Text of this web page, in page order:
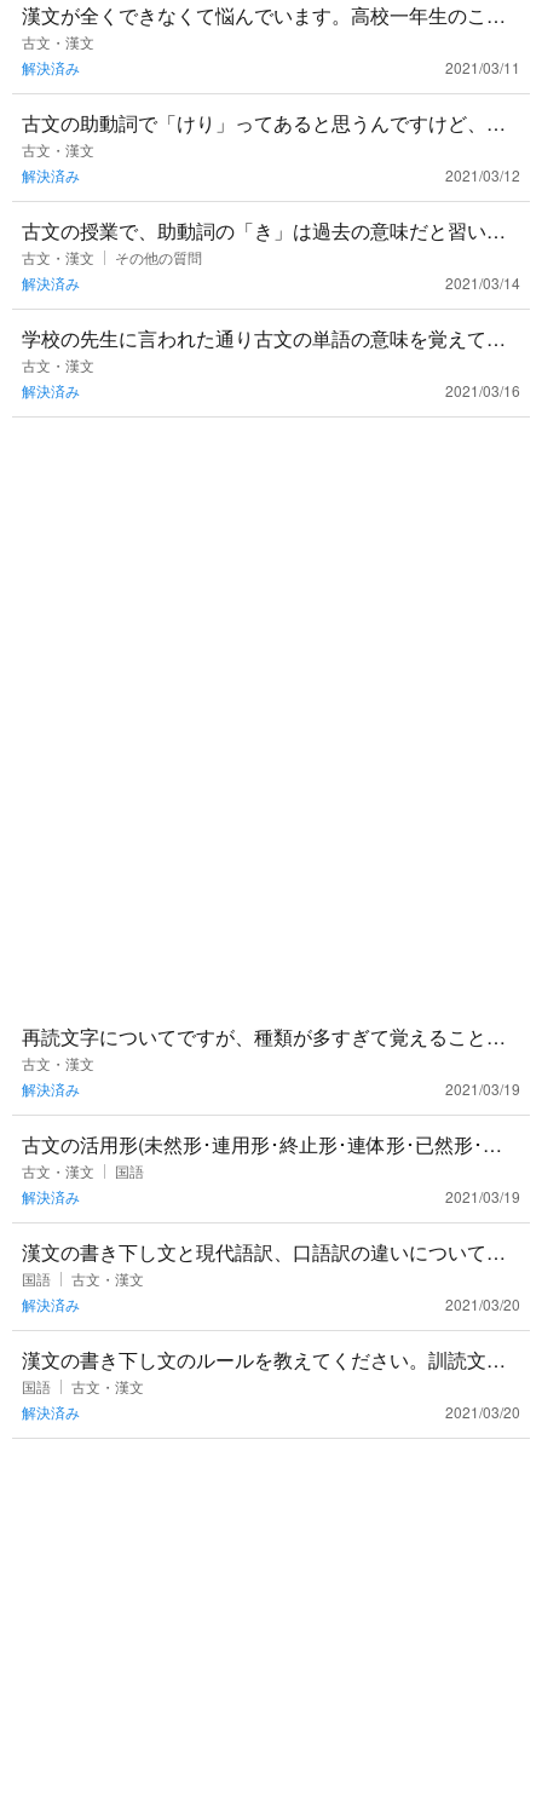
漢文が全くできなくて悩んでいます。高校一年生のころ
は何も勉強をしていなかったので基礎的なことすら曖昧
です。まずは文法から
古文・漢文
解決済み
2021/03/11
古文の助動詞で「けり」ってあると思うんですけど、そ
の意味で「過去」の他に「詠嘆」っていうのがあります
よね？詠嘆のニュアン
古文・漢文
解決済み
2021/03/12
古文の授業で、助動詞の「き」は過去の意味だと習いま
した。ですが漫画とかアニメで「この右手に宿りし…」
とか「世界を統べし…
古文・漢文
その他の質問
解決済み
2021/03/14
学校の先生に言われた通り古文の単語の意味を覚えて
も、長文の内容が全く頭に入ってこないのですが、この
原因は何なんですかね？
古文・漢文
解決済み
2021/03/16
再読文字についてですが、種類が多すぎて覚えることが
できません。暗記の際のコツなどありましたら教えてほ
しいです。
古文・漢文
解決済み
2021/03/19
古文の活用形(未然形･連用形･終止形･連体形･已然形･命
令形)の見分け方ってありますかね？？古典でつまずいて
います泣 ど
古文・漢文
国語
解決済み
2021/03/19
漢文の書き下し文と現代語訳、口語訳の違いについて教
えてください！
国語
古文・漢文
解決済み
2021/03/20
漢文の書き下し文のルールを教えてください。訓読文を
書き直す問題でいつもつまづきます。例えば思ふ→思う
になるのはどうしてで
国語
古文・漢文
解決済み
2021/03/20